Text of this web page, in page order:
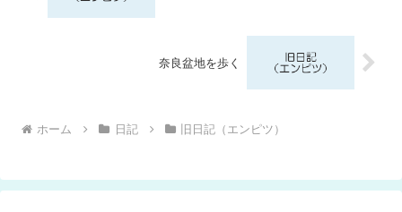
奈良盆地を歩く
ホーム 日記 旧日記（エンピツ）